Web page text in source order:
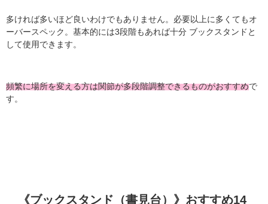
多ければ多いほど良いわけでもありません。必要以上に多くてもオ
ーバースペック。基本的には3段階もあれば十分 ブックスタンドと
して使用できます。
頻繁に場所を変える方は関節が多段階調整できるものがおすすめで
す。
《ブックスタンド（書見台）》おすすめ14